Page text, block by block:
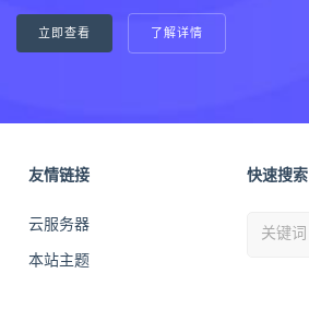
立即查看 了解详情
友情链接
云服务器
本站主题
快速搜索